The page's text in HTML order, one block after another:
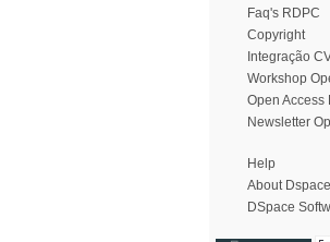
Faq's RDPC
Copyright
Integração
Workshop
Open Access
Newsletter
Help
About Dspace
DSpace